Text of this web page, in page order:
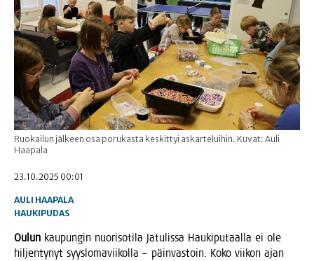
Ruokailun jälkeen osa porukasta keskittyi askarteluihin. Kuvat: Auli
Haapala
23.10.2025 00:01
AULI HAAPALA
HAUKIPUDAS
Oulun kau­pun­gin nuo­ri­so­ti­la Jatu­lis­sa Hau­ki­pu­taal­la ei ole
hil­jen­ty­nyt syys­lo­ma­vii­kol­la – päin­vas­toin. Koko vii­kon ajan